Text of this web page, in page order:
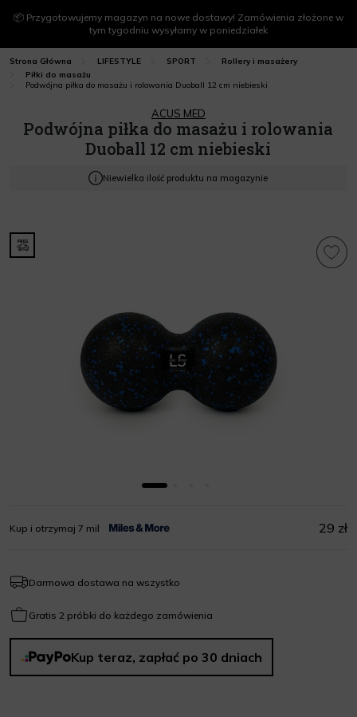
📦 Przygotowujemy magazyn na nowe dostawy! Zamówienia złożone w
tym tygodniu wysyłamy w poniedziałek
Strona Główna LIFESTYLE SPORT
Rollery i masażery
Piłki do masażu
Podwójna piłka do masażu i rolowania Duoball 12 cm niebieski
ACUS MED
Podwójna piłka do masażu i rolowania
Duoball 12 cm niebieski
Niewielka ilość produktu na magazynie
Kup i otrzymaj 7 mil 29 zł
Darmowa dostawa na wszystko
Gratis 2 próbki do każdego zamówienia
Kup teraz, zapłać po 30 dniach